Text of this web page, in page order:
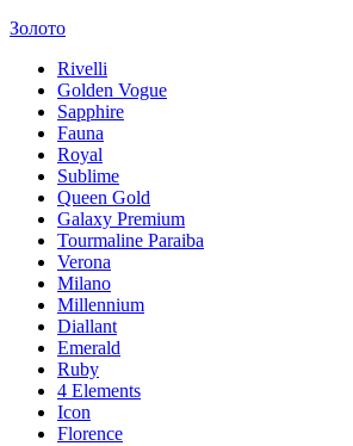
Золото
Rivelli
Golden Vogue
Sapphire
Fauna
Royal
Sublime
Queen Gold
Galaxy Premium
Tourmaline Paraiba
Verona
Milano
Millennium
Diallant
Emerald
Ruby
4 Elements
Icon
Florence